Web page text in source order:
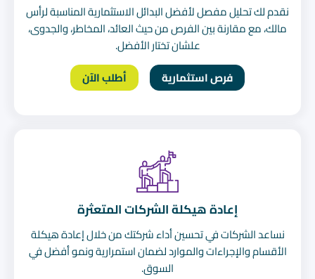
نقدم لك تحليل مفصل لأفضل البدائل الاستثمارية المناسبة لرأس
مالك، مع مقارنة بين الفرص من حيث العائد، المخاطر، والجدوى،
علشان تختار الأفضل.
فرص استثمارية
أطلب الآن
إعادة هيكلة الشركات المتعثرة
نساعد الشركات في تحسين أداء شركتك من خلال إعادة هيكلة
الأقسام والإجراءات والموارد لضمان استمرارية ونمو أفضل في
السوق.